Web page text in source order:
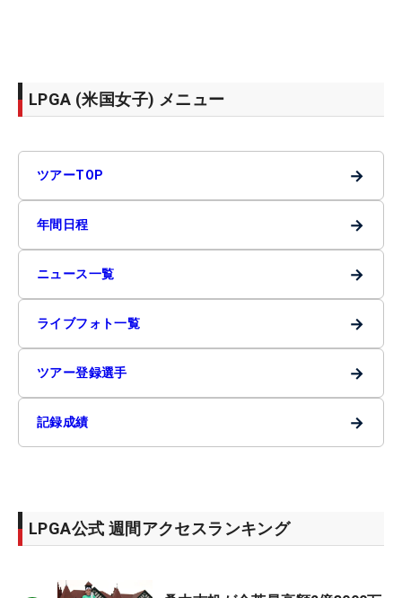
LPGA (米国女子) メニュー
ツアーTOP →
年間日程 →
ニュース一覧 →
ライブフォト一覧 →
ツアー登録選手 →
記録成績 →
LPGA公式 週間アクセスランキング